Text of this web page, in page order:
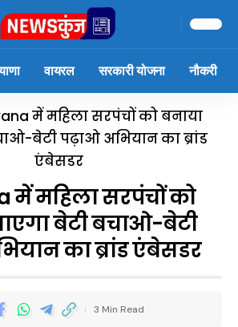
वायरल सरकारी योजना नौकरी
में महिला सरपंचों को बनाया
बेटी पढ़ाओ अभियान का ब्रांड
एंबेसडर
में महिला सरपंचों को
बेटी बचाओ-बेटी
का ब्रांड एंबेसडर
3 Min Read